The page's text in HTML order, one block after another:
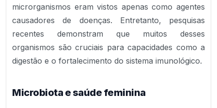
microrganismos eram vistos apenas como agentes
causadores de doenças. Entretanto, pesquisas
recentes demonstram que muitos desses
organismos são cruciais para capacidades como a
digestão e o fortalecimento do sistema imunológico.
Microbiota e saúde feminina